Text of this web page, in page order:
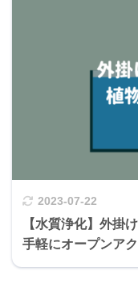
2023-07-22
【水質浄化】外掛
手軽にオープンア